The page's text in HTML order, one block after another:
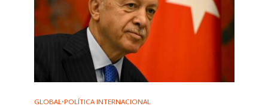
GLOBAL •POLÍTICA INTERNACIONAL